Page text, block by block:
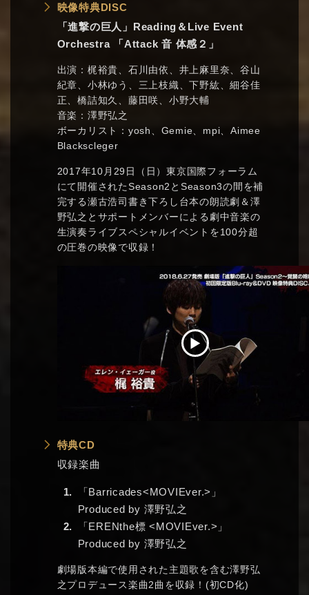
映像特典DISC
「進撃の巨人」Reading＆Live Event
Orchestra 「Attack 音 体感２」
出演：梶裕貴、石川由依、井上麻里奈、谷山
紀章、小林ゆう、三上枝織、下野紘、細谷佳
正、橋詰知久、藤田咲、小野大輔
音楽：澤野弘之
ボーカリスト：yosh、Gemie、mpi、Aimee
Blackscleger
2017年10月29日（日）東京国際フォーラム
にて開催されたSeason2とSeason3の間を補
完する瀬古浩司書き下ろし台本の朗読劇＆澤
野弘之とサポートメンバーによる劇中音楽の
生演奏ライブスペシャルイベントを100分超
の圧巻の映像で収録！
特典CD
収録楽曲
「Barricades<MOVIEver.>」
Produced by 澤野弘之
「ERENthe標 <MOVIEver.>」
Produced by 澤野弘之
劇場版本編で使用された主題歌を含む澤野弘
之プロデュース楽曲2曲を収録！(初CD化)